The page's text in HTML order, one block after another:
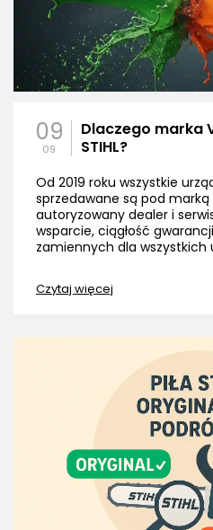
09
09
Dlaczego marka
STIHL?
Od 2019 roku wszystkie
sprzedawane są pod marką
autoryzowany dealer i
wsparcie, ciągłość
zamiennych dla wszystkich
Czytaj więcej